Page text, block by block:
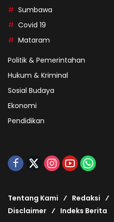
Sumbawa
Covid 19
Mataram
Politik & Pemerintahan
Hukum & Kriminal
Sosial Budaya
Ekonomi
Pendidikan
Tentang Kami Redaksi
Disclaimer
Indeks Berita